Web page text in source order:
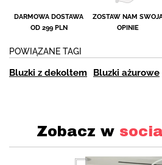
DARMOWA DOSTAWA
OD 299 PLN
ZOSTAW NAM
OPINIE
POWIĄZANE TAGI
Bluzki z dekoltem Bluzki ażurowe
Zobacz w